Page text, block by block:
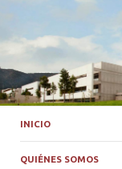
INICIO
QUIÉNES SOMOS